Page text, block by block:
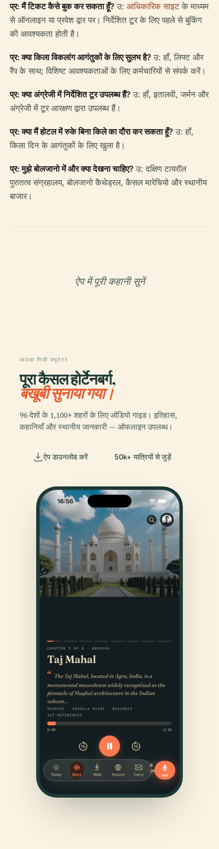
प्र: मैं टिकट कैसे बुक कर सकता हूँ? उ: आधिकारिक साइट के माध्यम
से ऑनलाइन या प्रवेश द्वार पर। निर्देशित टूर के लिए पहले से बुकिंग
की आवश्यकता होती है।
प्र: क्या किला विकलांग आगंतुकों के लिए सुलभ है? उ: हाँ, लिफ्ट और
रैंप के साथ; विशिष्ट आवश्यकताओं के लिए कर्मचारियों से संपर्क करें।
प्र: क्या अंग्रेजी में निर्देशित टूर उपलब्ध हैं? उ: हाँ, इतालवी, जर्मन और
अंग्रेजी में टूर आरक्षण द्वारा उपलब्ध हैं।
प्र: क्या मैं होटल में रुके बिना किले का दौरा कर सकता हूँ? उ: हाँ,
किला दिन के आगंतुकों के लिए खुला है।
प्र: मुझे बोलजानो में और क्या देखना चाहिए? उ: दक्षिण टायरॉल
पुरातत्व संग्रहालय, बोलजानो कैथेड्रल, कैसल मारेचियो और स्थानीय
बाजार।
ऐप में पूरी कहानी सुनें
आपका निजी क्यूरेटर
पूरा कैसल होर्टेनबर्ग,
बखूबी सुनाया गया।
96 देशों के 1,100+ शहरों के लिए ऑडियो गाइड। इतिहास,
कहानियाँ और स्थानीय जानकारी — ऑफलाइन उपलब्ध।
ऐप डाउनलोड करें 50k+ यात्रियों से जुड़ें